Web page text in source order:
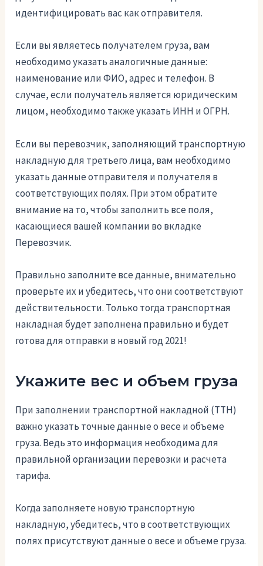
идентифицировать вас как отправителя.
Если вы являетесь получателем груза, вам
необходимо указать аналогичные данные:
наименование или ФИО, адрес и телефон. В
случае, если получатель является юридическим
лицом, необходимо также указать ИНН и ОГРН.
Если вы перевозчик, заполняющий транспортную
накладную для третьего лица, вам необходимо
указать данные отправителя и получателя в
соответствующих полях. При этом обратите
внимание на то, чтобы заполнить все поля,
касающиеся вашей компании во вкладке
Перевозчик.
Правильно заполните все данные, внимательно
проверьте их и убедитесь, что они соответствуют
действительности. Только тогда транспортная
накладная будет заполнена правильно и будет
готова для отправки в новый год 2021!
Укажите вес и объем груза
При заполнении транспортной накладной (ТТН)
важно указать точные данные о весе и объеме
груза. Ведь это информация необходима для
правильной организации перевозки и расчета
тарифа.
Когда заполняете новую транспортную
накладную, убедитесь, что в соответствующих
полях присутствуют данные о весе и объеме груза.